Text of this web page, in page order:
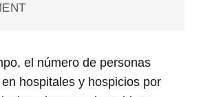
el número de personas
hospitales y hospicios por